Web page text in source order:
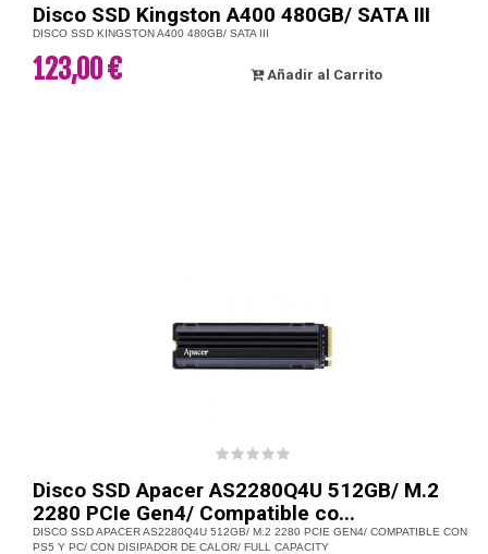
Disco SSD Kingston A400 480GB/ SATA III
DISCO SSD KINGSTON A400 480GB/ SATA III
123,00 € Añadir al Carrito
Disco SSD Apacer AS2280Q4U 512GB/ M.2
2280 PCIe Gen4/ Compatible co...
DISCO SSD APACER AS2280Q4U 512GB/ M.2 2280 PCIE GEN4/ COMPATIBLE CON
PS5 Y PC/ CON DISIPADOR DE CALOR/ FULL CAPACITY